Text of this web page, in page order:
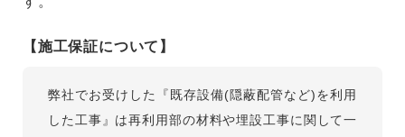
【施工保証について】
弊社でお受けした『既存設備(隠蔽配管など)を利用
した工事』は再利用部の材料や埋設工事に関して一